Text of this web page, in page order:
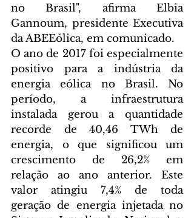
no Brasil", afirma Elbia
Gannoum, presidente Executiva
da ABEEólica, em comunicado.
O ano de 2017 foi especialmente
positivo para a indústria da
energia eólica no Brasil. No
período, a infraestrutura
instalada gerou a quantidade
recorde de 40,46 TWh de
energia, o que significou um
crescimento de 26,2% em
relação ao ano anterior. Este
valor atingiu 7,4% de toda
geração de energia injetada no